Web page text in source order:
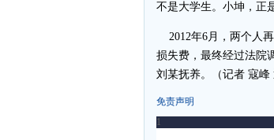
不是大学生。小坤，正
2012年6月，两个人
损失费，最终经过法院
刘某抚养。（记者 寇峰
免责声明